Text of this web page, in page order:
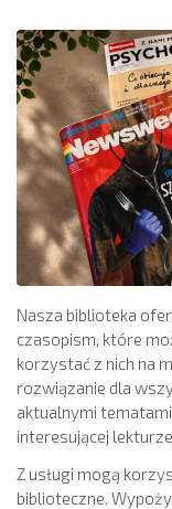
Nasza biblioteka
czasopism, które
korzystać z nich na
rozwiązanie dla
aktualnymi
interesującej
Z usługi mogą
biblioteczne.